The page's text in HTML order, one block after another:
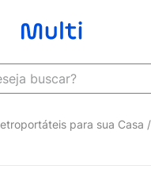
buscar?
para sua Casa